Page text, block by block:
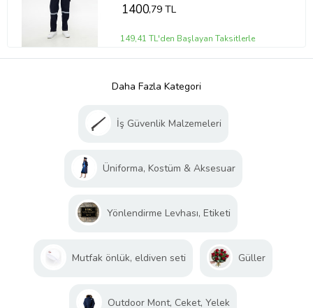
1400,79 TL
149,41 TL'den Başlayan Taksitlerle
Daha Fazla Kategori
İş Güvenlik Malzemeleri
Üniforma, Kostüm & Aksesuar
Yönlendirme Levhası, Etiketi
Mutfak önlük, eldiven seti Güller
Outdoor Mont, Ceket, Yelek